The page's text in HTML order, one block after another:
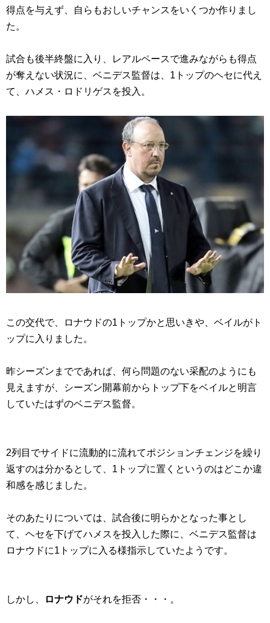
得点を与えず、自らもおしいチャンスをいくつか作りまし
た。
試合も後半終盤に入り、レアルペースで進みながらも得点
が奪えない状況に、ベニデス監督は、1トップのヘセに代え
て、ハメス・ロドリゲスを投入。
この交代で、ロナウドの1トップかと思いきや、ベイルがト
ップに入りました。
昨シーズンまでであれば、何ら問題のない采配のようにも
見えますが、シーズン開幕前からトップ下をベイルと明言
していたはずのベニデス監督。
2列目でサイドに流動的に流れてポジションチェンジを繰り
返すのは分かるとして、1トップに置くというのはどこか違
和感を感じました。
そのあたりについては、試合後に明らかとなった事とし
て、ヘセを下げてハメスを投入した際に、ベニデス監督は
ロナウドに1トップに入る様指示していたようです。
しかし、 ロナウドがそれを拒否・・・。